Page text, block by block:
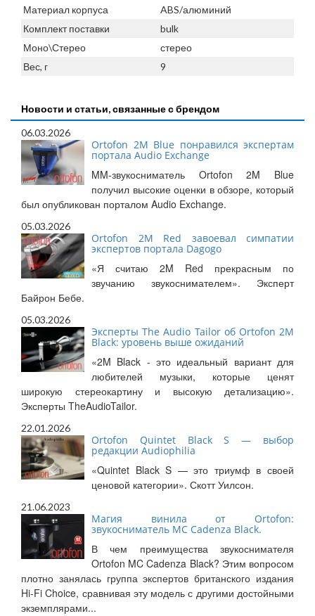
Материал корпуса
ABS/алюминий
Комплект поставки
bulk
Моно\Стерео
стерео
Вес, г
9
Новости и статьи, связанные с брендом
06.03.2026
Ortofon 2M Blue понравился экспертам
портала Audio Exchange
MM-звукосниматель Ortofon 2M Blue
получил высокие оценки в обзоре, который
был опубликован порталом Audio Exchange.
05.03.2026
Ortofon 2M Red завоевал симпатии
экспертов портала Dagogo
«Я считаю 2M Red прекрасным по
звучанию звукоснимателем». Эксперт
Байрон Бебе.
05.03.2026
Эксперты The Audio Tailor об Ortofon 2M
Black: уровень выше ожиданий
«2M Black - это идеальный вариант для
любителей музыки, которые ценят
широкую стереокартину и высокую детализацию».
Эксперты TheAudioTailor.
22.01.2026
Ortofon Quintet Black S — выбор
редакции Audiophilia
«Quintet Black S — это триумф в своей
ценовой категории». Скотт Уилсон.
21.06.2023
Магия винила от Ortofon:
звукосниматель MC Cadenza Black.
В чем преимущества звукоснимателя
Ortofon MC Cadenza Black? Этим вопросом
плотно занялась группа экспертов британского издания
Hi-Fi Choice, сравнивая эту модель с другими достойными
экземплярами...